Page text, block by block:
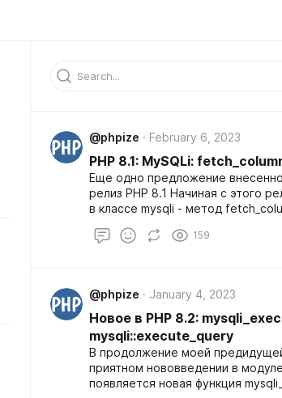
@phpize February 6, 2023
PHP 8.1: MySQLi:
Еще одно предложение
релиз РНР 8.1 Начиная с этого
в классе mysqli - метод
159
@phpize January 4, 2023
Новое в PHP 8.2:
mysqli::execute_query
В продолжение моей
приятном нововведении в
появляется новая функция